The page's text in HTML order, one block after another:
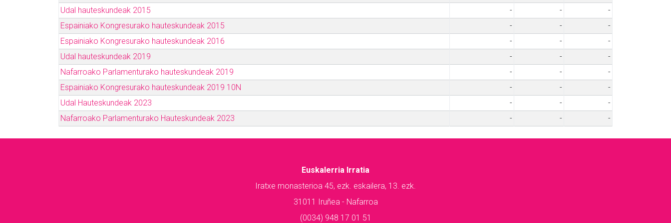
Udal hauteskundeak 2015
- -
-
Espainiako Kongresurako hauteskundeak 2015
- -
-
Espainiako Kongresurako hauteskundeak 2016
- -
-
Udal hauteskundeak 2019
- -
-
Nafarroako Parlamenturako hauteskundeak 2019
- -
-
Espainiako Kongresurako hauteskundeak 2019 10N
- -
-
Udal Hauteskundeak 2023
- -
-
Nafarroako Parlamenturako Hauteskundeak 2023
- - -
Euskalerria Irratia
Iratxe monasterioa 45, ezk. eskailera, 13. ezk.
31011 Iruñea - Nafarroa
(0034) 948 17 01 51